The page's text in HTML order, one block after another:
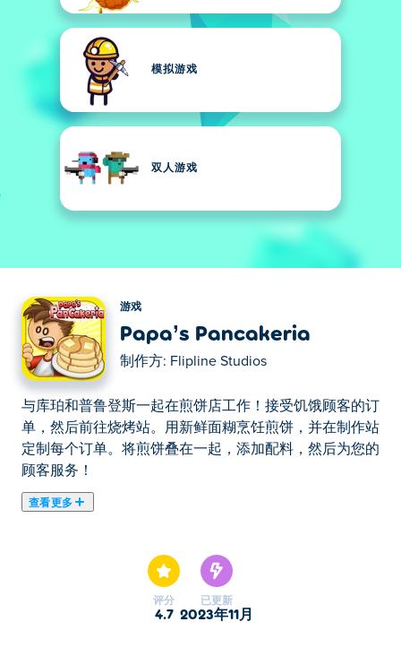
模拟游戏
双人游戏
游戏
Papa’s Pancakeria
制作方: Flipline Studios
与库珀和普鲁登斯一起在煎饼店工作！接受饥饿顾客的订
单，然后前往烧烤站。用新鲜面糊烹饪煎饼，并在制作站
定制每个订单。将煎饼叠在一起，添加配料，然后为您的
顾客服务！
查看更多
定制每个订单。将煎饼叠在一起，添加配料，然后为您的
爸爸煎饼店怎么玩？
评分
4.7
已更新
2023年11月